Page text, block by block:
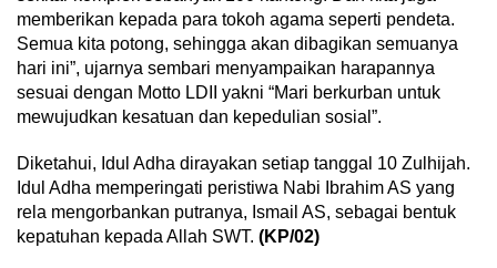
memberikan kepada para tokoh agama seperti pendeta.
Semua kita potong, sehingga akan dibagikan semuanya
hari ini”, ujarnya sembari menyampaikan harapannya
sesuai dengan Motto LDII yakni “Mari berkurban untuk
mewujudkan kesatuan dan kepedulian sosial”.
Diketahui, Idul Adha dirayakan setiap tanggal 10 Zulhijah.
Idul Adha memperingati peristiwa Nabi Ibrahim AS yang
rela mengorbankan putranya, Ismail AS, sebagai bentuk
kepatuhan kepada Allah SWT. (KP/02)